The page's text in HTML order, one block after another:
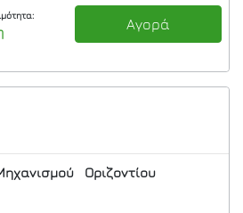
Αγορά
Οριζοντίου